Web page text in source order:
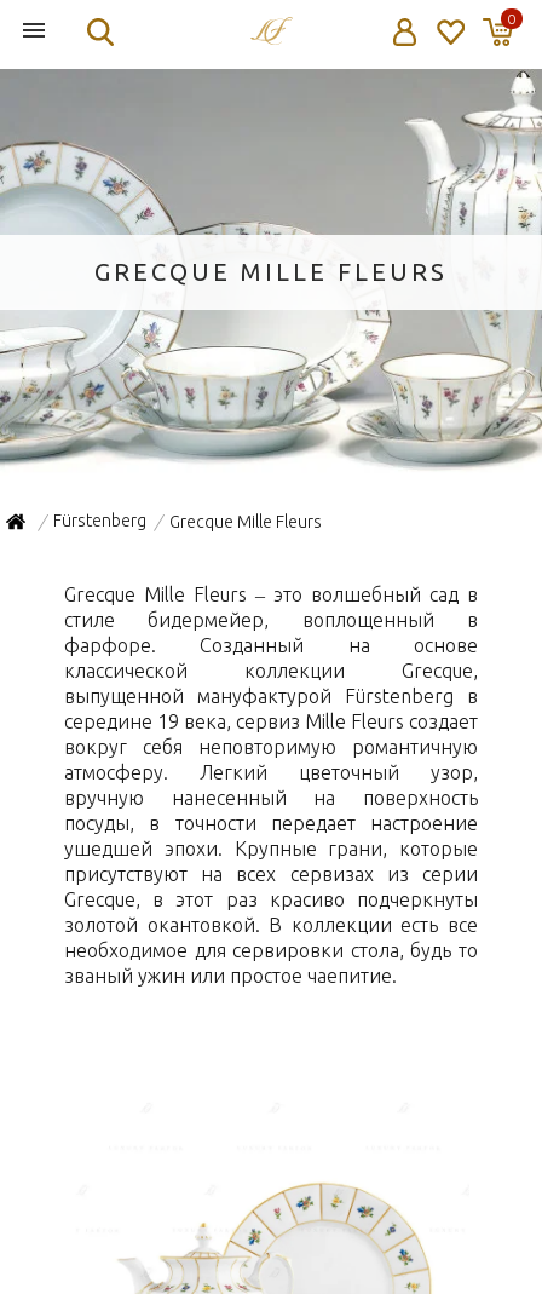
0
GRECQUE MILLE FLEURS
/ Fürstenberg / Grecque Mille Fleurs
Grecque Mille Fleurs – это волшебный сад в
стиле бидермейер, воплощенный в
фарфоре. Созданный на основе
классической коллекции Grecque,
выпущенной мануфактурой Fürstenberg в
середине 19 века, сервиз Mille Fleurs создает
вокруг себя неповторимую романтичную
атмосферу. Легкий цветочный узор,
вручную нанесенный на поверхность
посуды, в точности передает настроение
ушедшей эпохи. Крупные грани, которые
присутствуют на всех сервизах из серии
Grecque, в этот раз красиво подчеркнуты
золотой окантовкой. В коллекции есть все
необходимое для сервировки стола, будь то
званый ужин или простое чаепитие.